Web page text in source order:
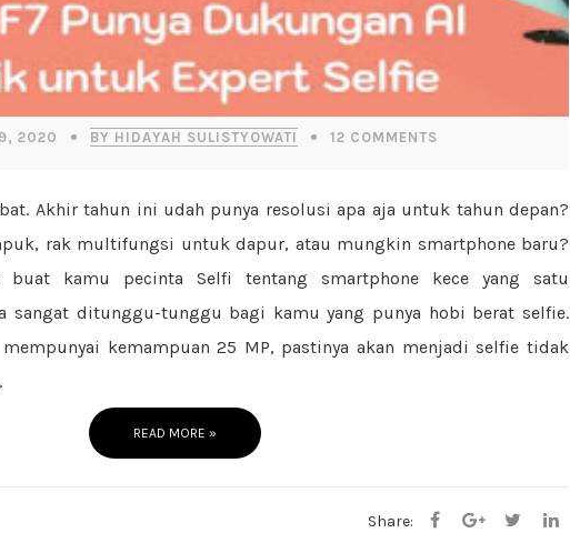
2020 BY HIDAYAH SULISTYOWATI 12 COMMENTS
rak multifungsi untuk dapur, atau mungkin smartphone baru?
buat kamu pecinta Selfi tentang smartphone kece yang satu
sangat ditunggu-tunggu bagi kamu yang punya hobi berat selfie.
mempunyai kemampuan 25 MP, pastinya akan menjadi selfie tidak
READ MORE »
Share: